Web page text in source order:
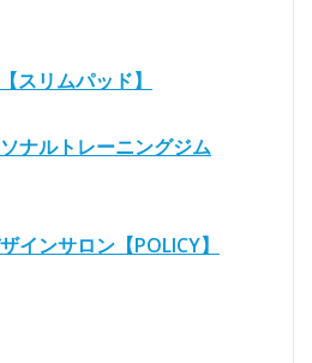
スリムパッド】
ナルトレーニングジム
インサロン【POLICY】